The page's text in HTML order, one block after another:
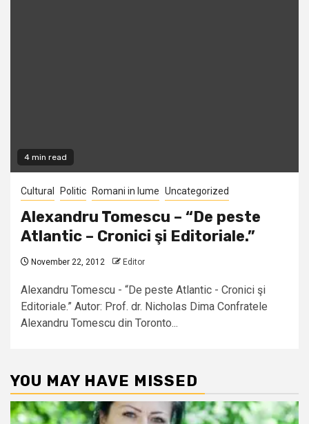
4 min read
Cultural Politic Romani in lume Uncategorized
Alexandru Tomescu – “De peste
Atlantic – Cronici şi Editoriale.”
November 22, 2012 Editor
Alexandru Tomescu - “De peste Atlantic - Cronici şi
Editoriale.” Autor: Prof. dr. Nicholas Dima Confratele
Alexandru Tomescu din Toronto...
YOU MAY HAVE MISSED